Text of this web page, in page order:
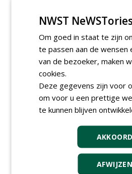
Uitvoerder
15-07-2026,
Sportvelden
09-07-2026,
Allround
(fulltime) bij
Nederland
Groeiplaats
30-07-2026,
NWST
Om goed in staat te zijn
te passen aan de wensen
van de bezoeker, maken
cookies.
Deze gegevens zijn voor
om voor u een prettige
te kunnen blijven
AKKOORD
AFWIJZEN